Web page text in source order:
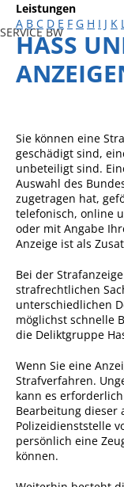
SERVICE BW
Leistungen
A B C D E F G H I J K
HASS
Sie können eine
geschädigt sind,
unbeteiligt sind.
Auswahl des
zugetragen hat,
telefonisch, online
oder mit Angabe
Anzeige ist als
Bei der
strafrechtlichen
unterschiedlichen
möglichst schnelle
die Deliktgruppe
Wenn Sie eine
Strafverfahren.
kann es
Bearbeitung dieser
Polizeidienststelle
persönlich eine
können.